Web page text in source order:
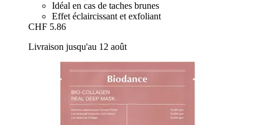
Idéal en cas de taches brunes
Effet éclaircissant et exfoliant
CHF 5.86
Livraison jusqu'au 12 août